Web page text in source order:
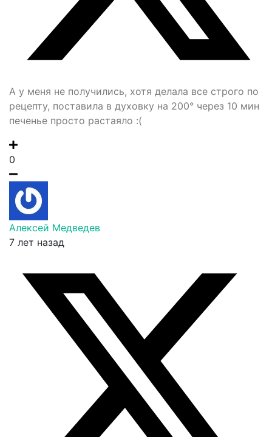
А у меня не получились, хотя делала все строго по
рецепту, поставила в духовку на 200° через 10 мин
печенье просто растаяло :(
0
Алексей Медведев
7 лет назад